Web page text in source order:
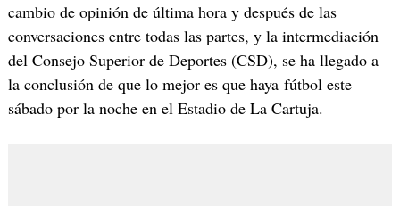
cambio de opinión de última hora y después de las
conversaciones entre todas las partes, y la intermediación
del Consejo Superior de Deportes (CSD), se ha llegado a
la conclusión de que lo mejor es que haya fútbol este
sábado por la noche en el Estadio de La Cartuja.